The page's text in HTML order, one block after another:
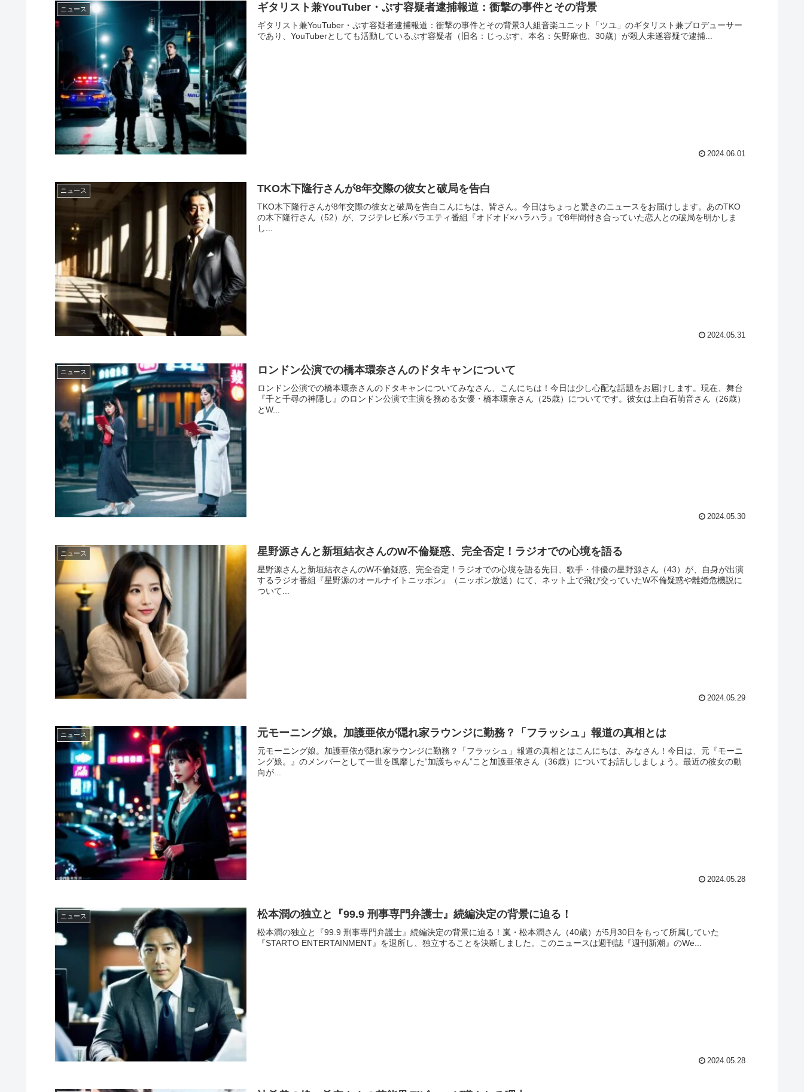
ニュース ギタリスト兼YouTuber・ぷす容疑者逮捕報道：衝撃の事件とその背景
ギタリスト兼YouTuber・ぷす容疑者逮捕報道：衝撃の事件とその背景3人組音楽ユニット「ツユ」のギタリスト兼プロデューサー
であり、YouTuberとしても活動しているぷす容疑者（旧名：じっぷす、本名：矢野麻也、30歳）が殺人未遂容疑で逮捕...
2024.06.01
ニュース TKO木下隆行さんが8年交際の彼女と破局を告白
TKO木下隆行さんが8年交際の彼女と破局を告白こんにちは、皆さん。今日はちょっと驚きのニュースをお届けします。あのTKO
の木下隆行さん（52）が、フジテレビ系バラエティ番組『オドオド×ハラハラ』で8年間付き合っていた恋人との破局を明かしま
し...
2024.05.31
ニュース ロンドン公演での橋本環奈さんのドタキャンについて
ロンドン公演での橋本環奈さんのドタキャンについてみなさん、こんにちは！今日は少し心配な話題をお届けします。現在、舞台
『千と千尋の神隠し』のロンドン公演で主演を務める女優・橋本環奈さん（25歳）についてです。彼女は上白石萌音さん（26歳）
とW...
2024.05.30
ニュース 星野源さんと新垣結衣さんのW不倫疑惑、完全否定！ラジオでの心境を語る
星野源さんと新垣結衣さんのW不倫疑惑、完全否定！ラジオでの心境を語る先日、歌手・俳優の星野源さん（43）が、自身が出演
するラジオ番組『星野源のオールナイトニッポン』（ニッポン放送）にて、ネット上で飛び交っていたW不倫疑惑や離婚危機説に
ついて...
2024.05.29
ニュース 元モーニング娘。加護亜依が隠れ家ラウンジに勤務？「フラッシュ」報道の真相とは
元モーニング娘。加護亜依が隠れ家ラウンジに勤務？「フラッシュ」報道の真相とはこんにちは、みなさん！今日は、元『モーニ
ング娘。』のメンバーとして一世を風靡した“加護ちゃん”こと加護亜依さん（36歳）についてお話ししましょう。最近の彼女の動
向が...
2024.05.28
ニュース 松本潤の独立と『99.9 刑事専門弁護士』続編決定の背景に迫る！
松本潤の独立と『99.9 刑事専門弁護士』続編決定の背景に迫る！嵐・松本潤さん（40歳）が5月30日をもって所属していた
『STARTO ENTERTAINMENT』を退所し、独立することを決断しました。このニュースは週刊誌『週刊新潮』のWe...
2024.05.28